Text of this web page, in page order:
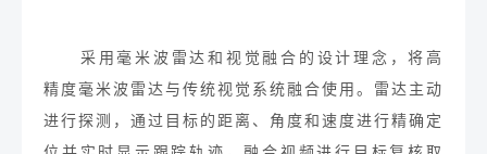
采用毫米波雷达和视觉融合的设计理念，将高
精度毫米波雷达与传统视觉系统融合使用。雷达主动
进行探测，通过目标的距离、角度和速度进行精确定